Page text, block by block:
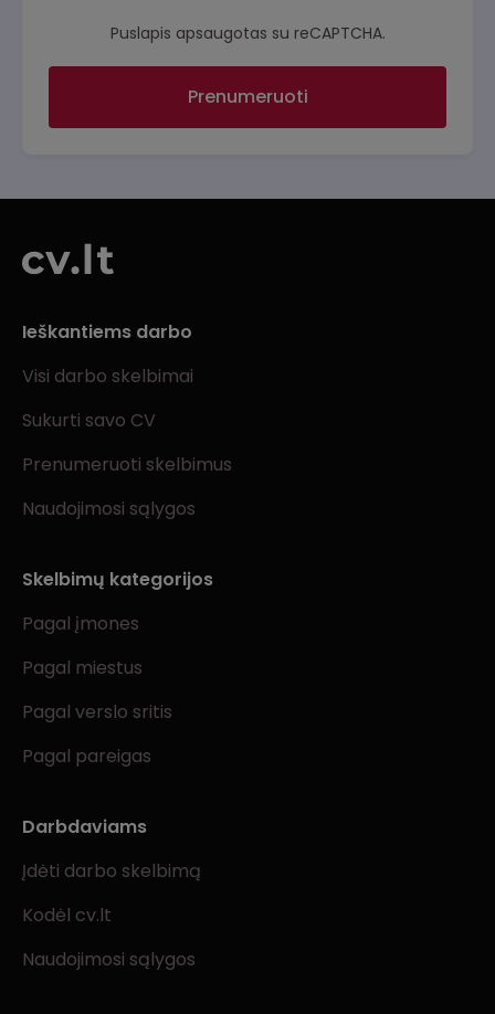
Puslapis apsaugotas su reCAPTCHA.
Prenumeruoti
Ieškantiems darbo
Visi darbo skelbimai
Sukurti savo CV
Prenumeruoti skelbimus
Naudojimosi sąlygos
Skelbimų kategorijos
Pagal įmones
Pagal miestus
Pagal verslo sritis
Pagal pareigas
Darbdaviams
Įdėti darbo skelbimą
Kodėl cv.lt
Naudojimosi sąlygos